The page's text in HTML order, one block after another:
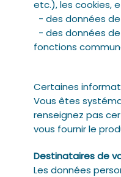
etc.), les cookies,
- des données
- des données
fonctions
Certaines
Vous êtes
renseignez pas
vous fournir le
Destinataires de
Les données